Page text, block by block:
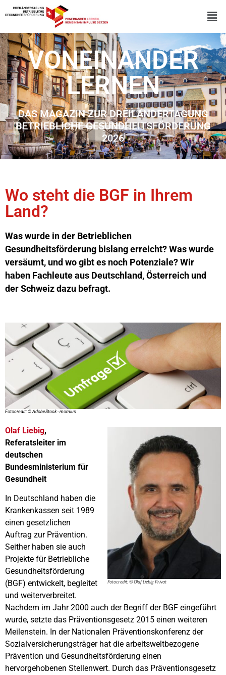
VONEINANDER
LERNEN
DAS MAGAZIN ZUR DREILÄNDERTAGUNG
BETRIEBLICHE GESUNDHEITSFÖRDERUNG
2026
Wo steht die BGF in Ihrem
Land?
Was wurde in der Betrieblichen
Gesundheitsförderung bislang erreicht? Was wurde
versäumt, und wo gibt es noch Potenziale? Wir
haben Fachleute aus Deutschland, Österreich und
der Schweiz dazu befragt.
Fotocredit: © AdobeStock - momius
Fotocredit: © Olaf Liebig Privat
Olaf Liebig,
Referatsleiter im
deutschen
Bundesministerium für
Gesundheit
In Deutschland haben die
Krankenkassen seit 1989
einen gesetzlichen
Auftrag zur Prävention.
Seither haben sie auch
Projekte für Betriebliche
Gesundheitsförderung
(BGF) entwickelt, begleitet
und weiterverbreitet.
Nachdem im Jahr 2000 auch der Begriff der BGF eingeführt
wurde, setzte das Präventionsgesetz 2015 einen weiteren
Meilenstein. In der Nationalen Präventionskonferenz der
Sozialversicherungsträger hat die arbeitsweltbezogene
Prävention und Gesundheitsförderung einen
hervorgehobenen Stellenwert. Durch das Präventionsgesetz